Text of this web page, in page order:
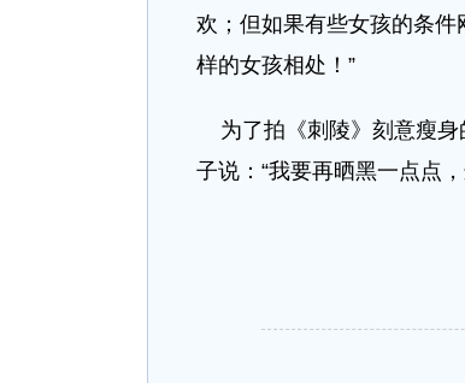
欢；但如果有些女孩的条
样的女孩相处！”
为了拍《刺陵》刻意瘦身
子说：“我要再晒黑一点点